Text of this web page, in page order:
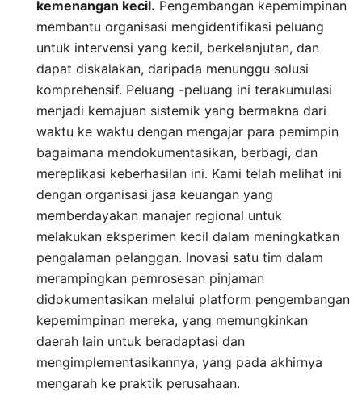
kemenangan kecil. Pengembangan kepemimpinan
membantu organisasi mengidentifikasi peluang
untuk intervensi yang kecil, berkelanjutan, dan
dapat diskalakan, daripada menunggu solusi
komprehensif. Peluang -peluang ini terakumulasi
menjadi kemajuan sistemik yang bermakna dari
waktu ke waktu dengan mengajar para pemimpin
bagaimana mendokumentasikan, berbagi, dan
mereplikasi keberhasilan ini. Kami telah melihat ini
dengan organisasi jasa keuangan yang
memberdayakan manajer regional untuk
melakukan eksperimen kecil dalam meningkatkan
pengalaman pelanggan. Inovasi satu tim dalam
merampingkan pemrosesan pinjaman
didokumentasikan melalui platform pengembangan
kepemimpinan mereka, yang memungkinkan
daerah lain untuk beradaptasi dan
mengimplementasikannya, yang pada akhirnya
mengarah ke praktik perusahaan.